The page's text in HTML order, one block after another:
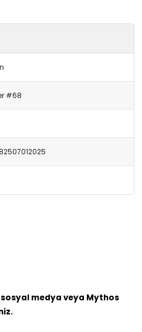
#68
medya veya Mythos